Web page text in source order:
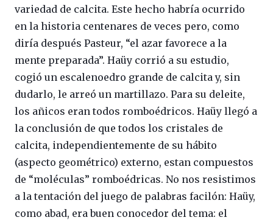
variedad de calcita. Este hecho habría ocurrido
en la historia centenares de veces pero, como
diría después Pasteur, “el azar favorece a la
mente preparada”. Haüy corrió a su estudio,
cogió un escalenoedro grande de calcita y, sin
dudarlo, le arreó un martillazo. Para su deleite,
los añicos eran todos romboédricos. Haüy llegó a
la conclusión de que todos los cristales de
calcita, independientemente de su hábito
(aspecto geométrico) externo, estan compuestos
de “moléculas” romboédricas. No nos resistimos
a la tentación del juego de palabras facilón: Haüy,
como abad, era buen conocedor del tema: el